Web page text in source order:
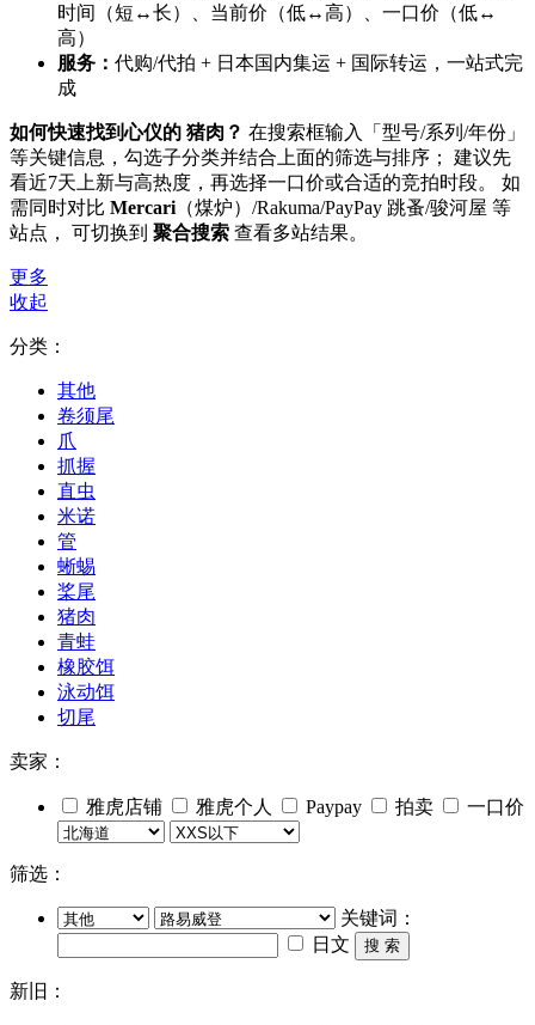
时间（短↔长）、当前价（低↔高）、一口价（低↔
高）
服务： 代购/代拍 + 日本国内集运 + 国际转运，一站式完
成
如何快速找到心仪的 猪肉？ 在搜索框输入「型号/系列/年份」
等关键信息，勾选子分类并结合上面的筛选与排序； 建议先
看近7天上新与高热度，再选择一口价或合适的竞拍时段。 如
需同时对比 Mercari （煤炉）/Rakuma/PayPay 跳蚤/骏河屋 等
站点， 可切换到 聚合搜索 查看多站结果。
更多
收起
分类：
其他
卷须尾
爪
抓握
直虫
米诺
管
蜥蜴
桨尾
猪肉
青蛙
橡胶饵
泳动饵
切尾
卖家：
雅虎店铺 雅虎个人 Paypay 拍卖 一口价
筛选：
关键词：
日文
搜 索
新旧：